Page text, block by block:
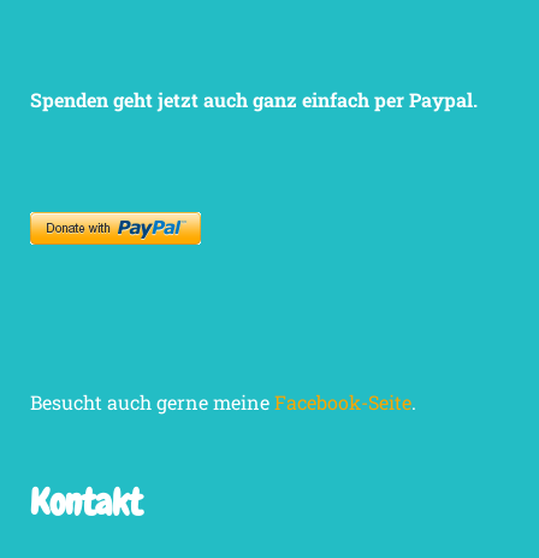
Spenden geht jetzt auch ganz einfach per Paypal.
Besucht auch gerne meineFacebook-Seite.
Kontakt